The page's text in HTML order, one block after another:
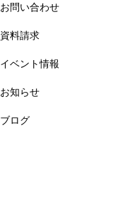
お問い合わせ
資料請求
イベント情報
お知らせ
ブログ